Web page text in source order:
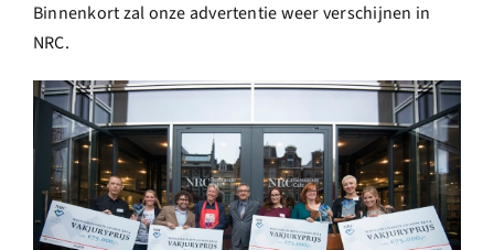
Binnenkort zal onze advertentie weer verschijnen in
NRC.